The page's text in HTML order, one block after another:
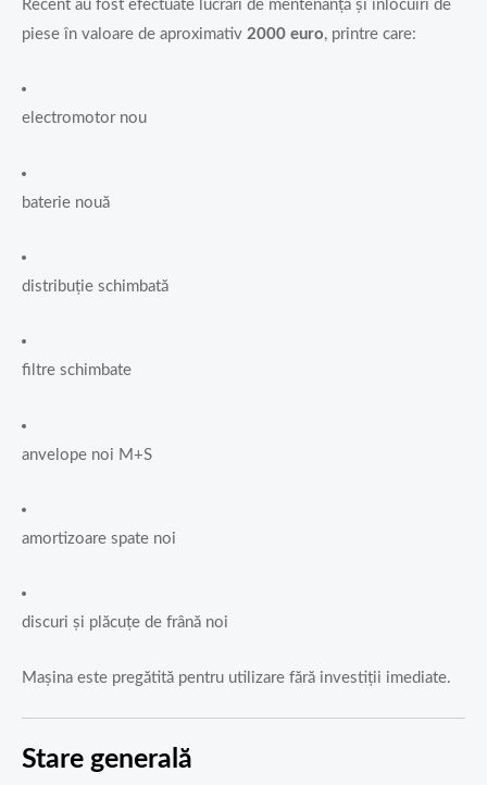
Recent au fost efectuate lucrări de mentenanță și înlocuiri de
piese în valoare de aproximativ 2000 euro, printre care:
electromotor nou
baterie nouă
distribuție schimbată
filtre schimbate
anvelope noi M+S
amortizoare spate noi
discuri și plăcuțe de frână noi
Mașina este pregătită pentru utilizare fără investiții imediate.
Stare generală